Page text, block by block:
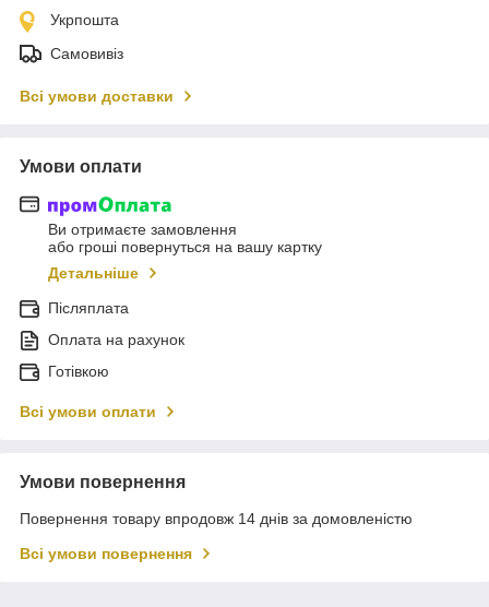
Укрпошта
Самовивіз
Всі умови доставки
Умови оплати
Ви отримаєте замовлення
або гроші повернуться на вашу картку
Детальніше
Післяплата
Оплата на рахунок
Готівкою
Всі умови оплати
Умови повернення
Повернення товару впродовж 14 днів за домовленістю
Всі умови повернення